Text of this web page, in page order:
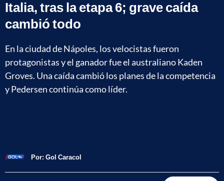
Italia, tras la etapa 6; grave caída
cambió todo
En la ciudad de Nápoles, los velocistas fueron
protagonistas y el ganador fue el australiano Kaden
Groves. Una caída cambió los planes de la competencia
y Pedersen continúa como líder.
Por: Gol Caracol